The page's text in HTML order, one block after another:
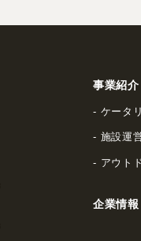
事業紹介
ケータ
施設運
アウト
企業情報